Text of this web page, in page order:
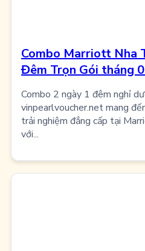
Combo Marriott Nha
Đêm Trọn Gói tháng
Combo 2 ngày 1 đêm nghỉ
vinpearlvoucher.net mang
trải nghiệm đẳng cấp tại
với...